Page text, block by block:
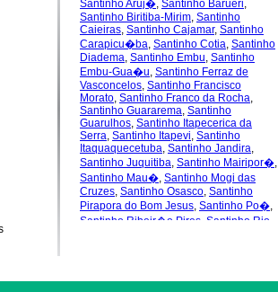
Santinho Aruj�, Santinho Barueri,
Santinho Biritiba-Mirim, Santinho
Caieiras, Santinho Cajamar, Santinho
Carapicu�ba, Santinho Cotia, Santinho
Diadema, Santinho Embu, Santinho
Embu-Gua�u, Santinho Ferraz de
Vasconcelos, Santinho Francisco
Morato, Santinho Franco da Rocha,
Santinho Guararema, Santinho
Guarulhos, Santinho Itapecerica da
Serra, Santinho Itapevi, Santinho
Itaquaquecetuba, Santinho Jandira,
Santinho Juquitiba, Santinho Mairipor�,
Santinho Mau�, Santinho Mogi das
Cruzes, Santinho Osasco, Santinho
Pirapora do Bom Jesus, Santinho Po�,
Santinho Ribeir�o Pires Santinho Rio
Santinho Santo Andr�,Santinho S�o